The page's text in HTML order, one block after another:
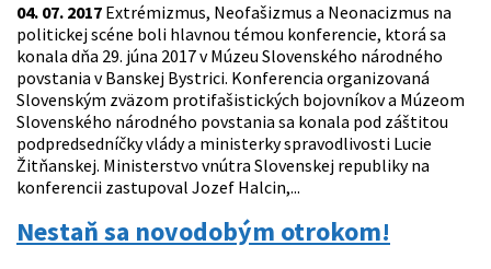
04. 07. 2017 Extrémizmus, Neofašizmus a Neonacizmus na
politickej scéne boli hlavnou témou konferencie, ktorá sa
konala dňa 29. júna 2017 v Múzeu Slovenského národného
povstania v Banskej Bystrici. Konferencia organizovaná
Slovenským zväzom protifašistických bojovníkov a Múzeom
Slovenského národného povstania sa konala pod záštitou
podpredsedníčky vlády a ministerky spravodlivosti Lucie
Žitňanskej. Ministerstvo vnútra Slovenskej republiky na
konferencii zastupoval Jozef Halcin,...
Nestaň sa novodobým otrokom!